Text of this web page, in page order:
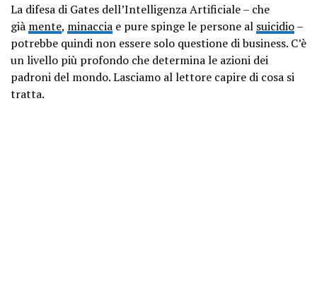
La difesa di Gates dell’Intelligenza Artificiale – che
già mente, minaccia e pure spinge le persone al suicidio–
potrebbe quindi non essere solo questione di business. C’è
un livello più profondo che determina le azioni dei
padroni del mondo. Lasciamo al lettore capire di cosa si
tratta.